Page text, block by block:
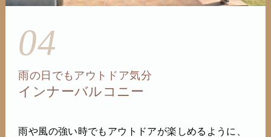
04
雨の日でもアウトドア気分
インナーバルコニー
雨や風の強い時でもアウトドアが楽しめるように、